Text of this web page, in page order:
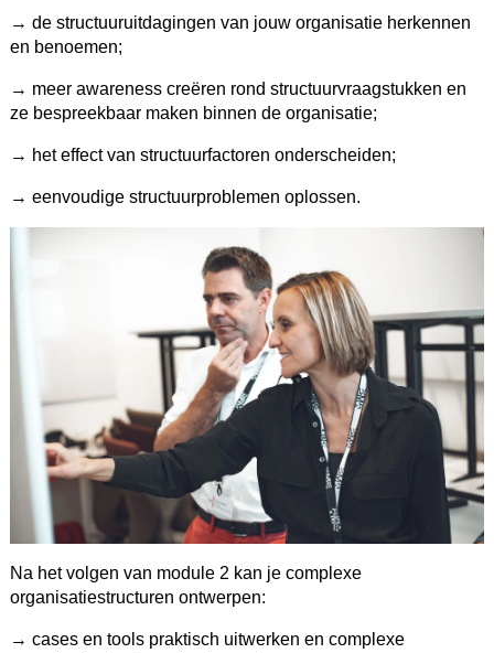
→ de structuuruitdagingen van jouw organisatie herkennen
en benoemen;
→ meer awareness creëren rond structuurvraagstukken en
ze bespreekbaar maken binnen de organisatie;
→ het effect van structuurfactoren onderscheiden;
→ eenvoudige structuurproblemen oplossen.
Na het volgen van module 2 kan je complexe
organisatiestructuren ontwerpen:
→ cases en tools praktisch uitwerken en complexe